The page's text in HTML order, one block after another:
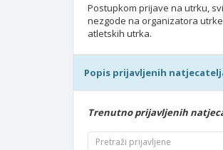
Postupkom prijave na utrku,
nezgode na organizatora
atletskih utrka.
Popis prijavljenih
Trenutno prijavljenih